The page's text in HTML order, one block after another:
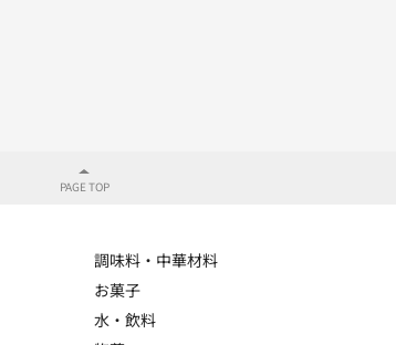
調味料・中華材料
お菓子
水・飲料